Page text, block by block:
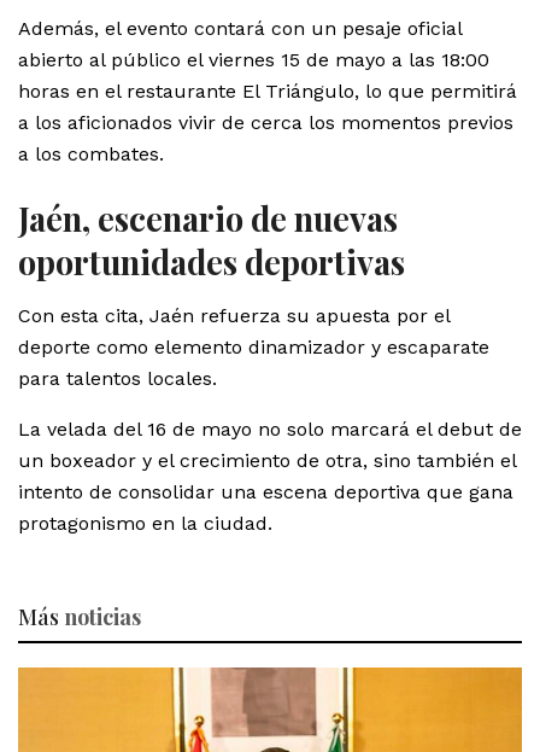
Además, el evento contará con un pesaje oficial
abierto al público el viernes 15 de mayo a las 18:00
horas en el restaurante El Triángulo, lo que permitirá
a los aficionados vivir de cerca los momentos previos
a los combates.
Jaén, escenario de nuevas
oportunidades deportivas
Con esta cita, Jaén refuerza su apuesta por el
deporte como elemento dinamizador y escaparate
para talentos locales.
La velada del 16 de mayo no solo marcará el debut de
un boxeador y el crecimiento de otra, sino también el
intento de consolidar una escena deportiva que gana
protagonismo en la ciudad.
Más noticias